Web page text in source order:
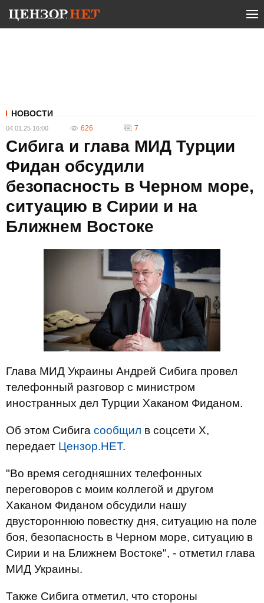
НОВОСТИ
04.01.25 16:00 626 7
Сибига и глава МИД Турции
Фидан обсудили
безопасность в Черном море,
ситуацию в Сирии и на
Ближнем Востоке
Глава МИД Украины Андрей Сибига провел
телефонный разговор с министром
иностранных дел Турции Хаканом Фиданом.
Об этом Сибига сообщил в соцсети Х,
передает Цензор.НЕТ.
"Во время сегодняшних телефонных
переговоров с моим коллегой и другом
Хаканом Фиданом обсудили нашу
двустороннюю повестку дня, ситуацию на поле
боя, безопасность в Черном море, ситуацию в
Сирии и на Ближнем Востоке", - отметил глава
МИД Украины.
Также Сибига отметил, что стороны